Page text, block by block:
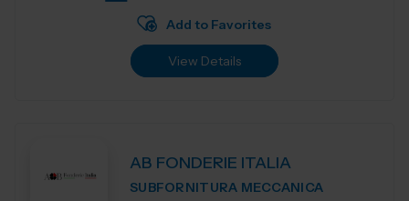
Add to Favorites
View Details
AB FONDERIE ITALIA
SUBFORNITURA MECCANICA